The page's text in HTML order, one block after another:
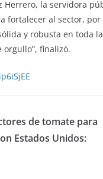
Herrero, la servidora
fortalecer al sector, por
y robusta en toda
finalizó.
de tomate para
Estados Unidos: